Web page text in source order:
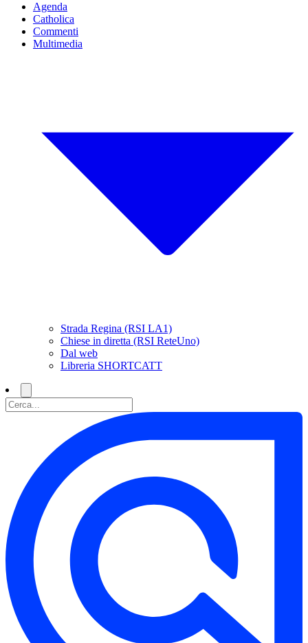
Agenda
Catholica
Commenti
Multimedia
Strada Regina (RSI LA1)
Chiese in diretta (RSI ReteUno)
Dal web
Libreria SHORTCATT